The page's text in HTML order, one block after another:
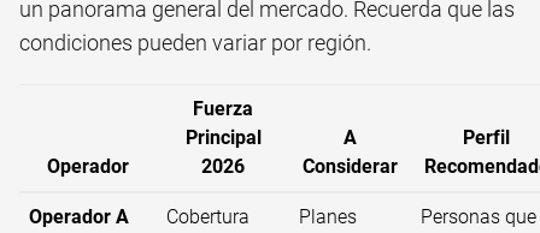
un panorama general del mercado. Recuerda que las
condiciones pueden variar por región.
Operador
Fuerza
Principal
2026
A
Considerar
Perfil
Operador A
Cobertura
Planes
Personas que